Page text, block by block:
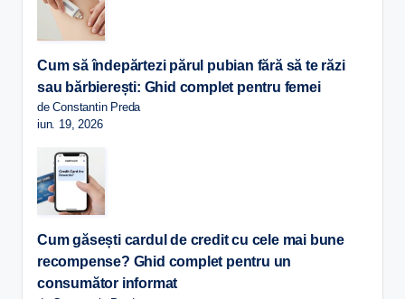
Cum să îndepărtezi părul pubian fără să te răzi
sau bărbierești: Ghid complet pentru femei
de Constantin Preda
iun. 19, 2026
Cum găsești cardul de credit cu cele mai bune
recompense? Ghid complet pentru un
consumător informat